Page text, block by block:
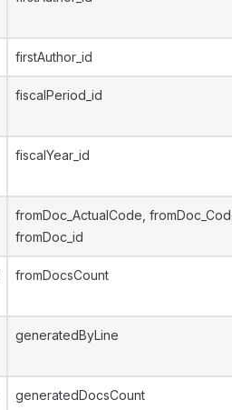
firstAuthor_id
fiscalPeriod_id
fiscalYear_id
fromDoc_ActualCode,
fromDoc_id
fromDocsCount
generatedByLine
generatedDocsCount